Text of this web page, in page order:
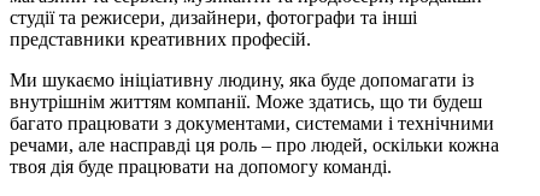
студії та режисери, дизайнери, фотографи та інші
представники креативних професій.
Ми шукаємо ініціативну людину, яка буде допомагати із
внутрішнім життям компанії. Може здатись, що ти будеш
багато працювати з документами, системами і технічними
речами, але насправді ця роль – про людей, оскільки кожна
твоя дія буде працювати на допомогу команді.